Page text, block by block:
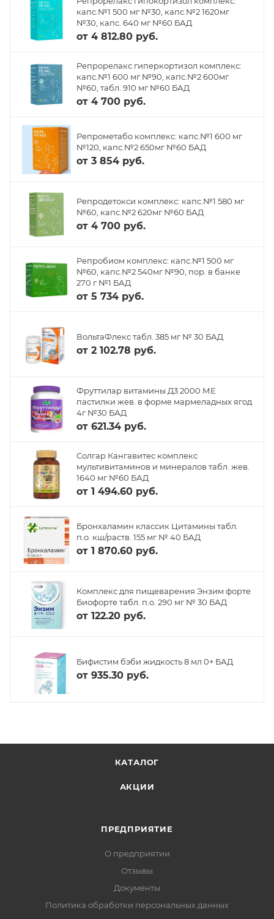
капс.№1 500 мг №30, капс.№2 1620мг
№30, капс. 640 мг №60 БАД
от 4 812.80 руб.
Репрорелакс гиперкортизол комплекс:
капс.№1 600 мг №90, капс.№2 600мг
№60, табл. 910 мг №60 БАД
от 4 700 руб.
Репрометабо комплекс: капс.№1 600 мг
№120, капс.№2 650мг №60 БАД
от 3 854 руб.
Репродетокси комплекс: капс.№1 580 мг
№60, капс.№2 620мг №60 БАД
от 4 700 руб.
Репробиом комплекс: капс.№1 500 мг
№60, капс.№2 540мг №90, пор. в банке
270 г №1 БАД
от 5 734 руб.
ВольтаФлекс табл. 385 мг № 30 БАД
от 2 102.78 руб.
Фруттилар витамины Д3 2000 МЕ
пастилки жев. в форме мармеладных ягод
4г №30 БАД
от 621.34 руб.
Солгар Кангавитес комплекс
мультивитаминов и минералов табл. жев.
1640 мг №60 БАД
от 1 494.60 руб.
Бронхаламин классик Цитамины табл.
п.о. кш/раств. 155 мг № 40 БАД
от 1 870.60 руб.
Комплекс для пищеварения Энзим форте
Биофорте табл. п.о. 290 мг № 30 БАД
от 122.20 руб.
Бифистим бэби жидкость 8 мл 0+ БАД
от 935.30 руб.
КАТАЛОГ
АКЦИИ
ПРЕДПРИЯТИЕ
О предприятии
Отзывы
Документы
Политика обработки персональных данных